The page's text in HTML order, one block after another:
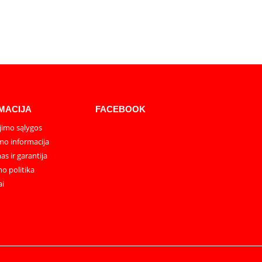
sąlygos
informacija
ir garantija
politika
FACEBOOK